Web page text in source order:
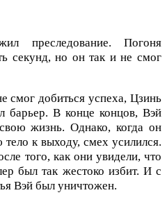
преследование. Погоня
секунд, но он так и не смог
смог добиться успеха, Цзинь
барьер. В конце концов, Вэй
жизнь. Однако, когда он
к выходу, смех усилился.
того, как они увидели, что
был так жестоко избит. И с
Вэй был уничтожен.